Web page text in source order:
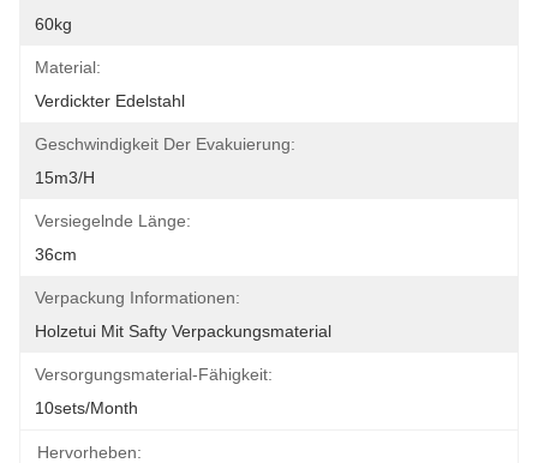
60kg
Material:
Verdickter Edelstahl
Geschwindigkeit Der Evakuierung:
15m3/h
Versiegelnde Länge:
36cm
Verpackung Informationen:
Holzetui Mit Safty Verpackungsmaterial
Versorgungsmaterial-Fähigkeit:
10sets/month
Hervorheben: